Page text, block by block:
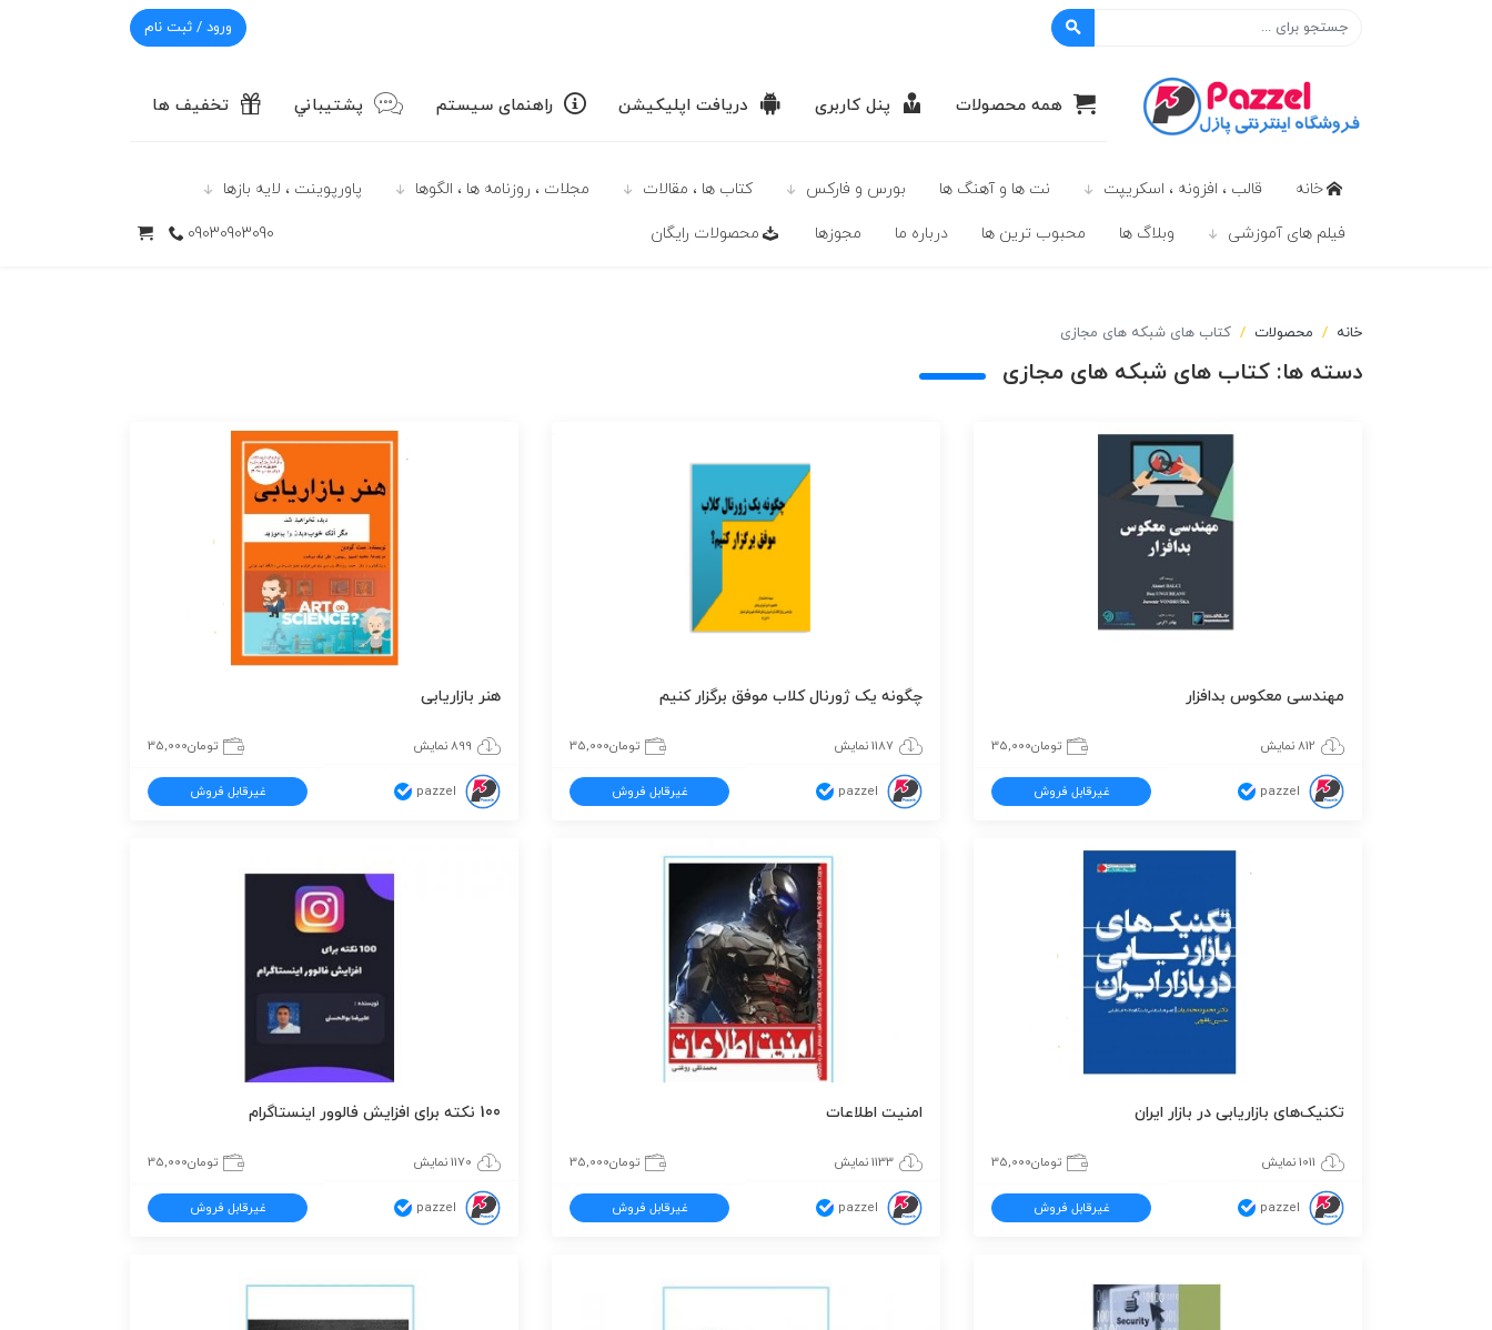
ورود / ثبت نام
همه محصولات پنل کاربری دریافت اپلیکیشن راهنمای سیستم پشتيباني تخفیف ها
خانه قالب ، افزونه ، اسکریپت نت ها و آهنگ ها بورس و فارکس كتاب ها ، مقالات مجلات ، روزنامه ها ، الگوها پاورپوينت ، لایه بازها
فیلم های آموزشی وبلاگ ها محبوب ترين ها درباره ما مجوزها محصولات رايگان 09030903090
خانه محصولات کتاب های شبکه های مجازی
دسته ها: کتاب های شبکه های مجازی
مهندسی معکوس بدافزار
812 نمایش تومان35,000
pazzel غیرقابل فروش
چگونه یک ژورنال کلاب موفق برگزار کنیم
1187 نمایش تومان35,000
pazzel غیرقابل فروش
هنر بازاریابی
899 نمایش تومان35,000
pazzel غیرقابل فروش
تکنیک‌های بازاریابی در بازار ایران
1011 نمایش تومان35,000
pazzel غیرقابل فروش
امنیت اطلاعات
1133 نمایش تومان35,000
pazzel غیرقابل فروش
100 نکته برای افزایش فالوور اینستاگرام
1170 نمایش تومان35,000
pazzel غیرقابل فروش